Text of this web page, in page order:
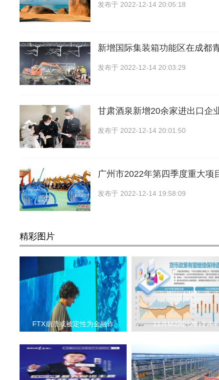
发布于 2022-12-14 20:05:18
新增国际集装箱功能区在成都
发布于 2022-12-14 20:03:29
甘肃酒泉新增20余家进出口企
发布于 2022-12-14 20:01:50
广州市2022年第四季度重大项
发布于 2022-12-14 19:58:09
精彩图片
FTX崩溃或被定性为金融诈 11月M2同比增12.4%